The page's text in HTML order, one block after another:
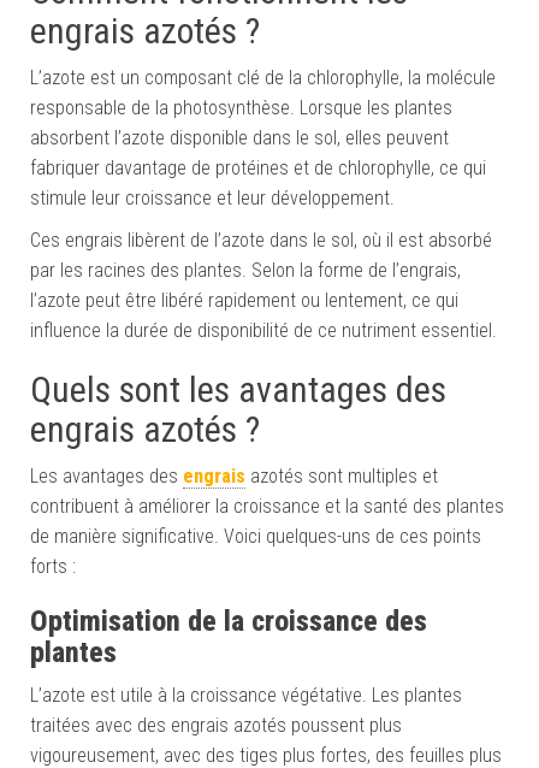
engrais azotés ?
L’azote est un composant clé de la chlorophylle, la molécule
responsable de la photosynthèse. Lorsque les plantes
absorbent l’azote disponible dans le sol, elles peuvent
fabriquer davantage de protéines et de chlorophylle, ce qui
stimule leur croissance et leur développement.
Ces engrais libèrent de l’azote dans le sol, où il est absorbé
par les racines des plantes. Selon la forme de l’engrais,
l’azote peut être libéré rapidement ou lentement, ce qui
influence la durée de disponibilité de ce nutriment essentiel.
Quels sont les avantages des
engrais azotés ?
Les avantages des engrais azotés sont multiples et
contribuent à améliorer la croissance et la santé des plantes
de manière significative. Voici quelques-uns de ces points
forts :
Optimisation de la croissance des
plantes
L’azote est utile à la croissance végétative. Les plantes
traitées avec des engrais azotés poussent plus
vigoureusement, avec des tiges plus fortes, des feuilles plus